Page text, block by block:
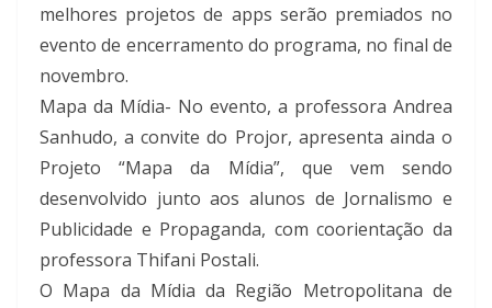
melhores projetos de apps serão premiados no
evento de encerramento do programa, no final de
novembro.
Mapa da Mídia- No evento, a professora Andrea
Sanhudo, a convite do Projor, apresenta ainda o
Projeto “Mapa da Mídia”, que vem sendo
desenvolvido junto aos alunos de Jornalismo e
Publicidade e Propaganda, com coorientação da
professora Thifani Postali.
O Mapa da Mídia da Região Metropolitana de